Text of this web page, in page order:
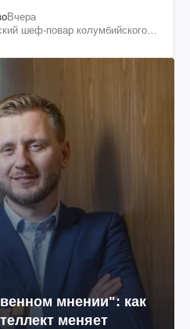
Вчера
шеф-повар колумбийского
мнении": как
меняет